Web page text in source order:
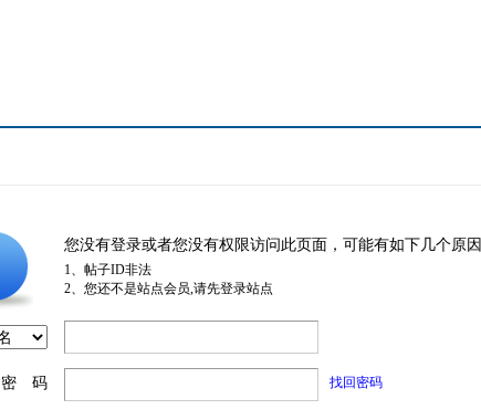
您没有登录或者您没有权限访问此页面，可能有如下几个原因
1、帖子ID非法
2、您还不是站点会员,请先登录站点
密 码 找回密码